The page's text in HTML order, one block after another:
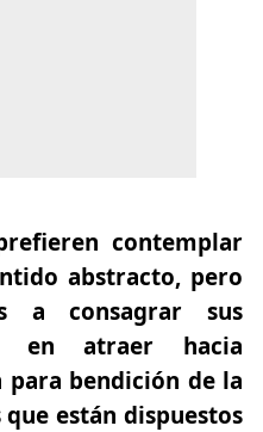
contemplar
abstracto, pero
a consagrar sus
en atraer hacia
para bendición de la
están dispuestos